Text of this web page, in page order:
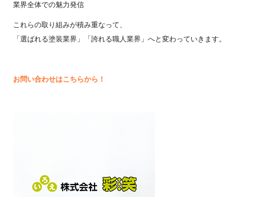
業界全体での魅力発信
これらの取り組みが積み重なって、
「選ばれる塗装業界」「誇れる職人業界」へと変わっていきます。
お問い合わせはこちらから！